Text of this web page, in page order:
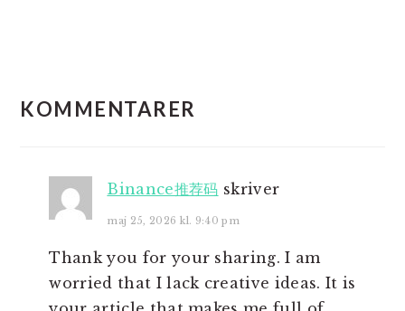
LÆSERINTERAKTIONER
KOMMENTARER
Binance推荐码 skriver
maj 25, 2026 kl. 9:40 pm
Thank you for your sharing. I am
worried that I lack creative ideas. It is